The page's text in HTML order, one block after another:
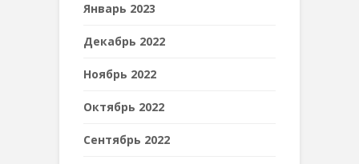
Январь 2023
Декабрь 2022
Ноябрь 2022
Октябрь 2022
Сентябрь 2022